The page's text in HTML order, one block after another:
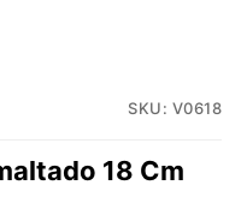
SKU: V0618
18 Cm